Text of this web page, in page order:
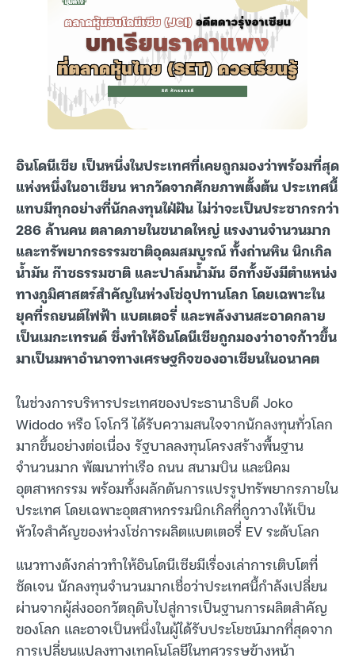
อินโดนีเซีย เป็นหนึ่งในประเทศที่เคยถูกมองว่าพร้อมที่สุด
แห่งหนึ่งในอาเซียน หากวัดจากศักยภาพตั้งต้น ประเทศนี้
แทบมีทุกอย่างที่นักลงทุนใฝ่ฝัน ไม่ว่าจะเป็นประชากรกว่า
286 ล้านคน ตลาดภายในขนาดใหญ่ แรงงานจำนวนมาก
และทรัพยากรธรรมชาติอุดมสมบูรณ์ ทั้งถ่านหิน นิกเกิล
น้ำมัน ก๊าซธรรมชาติ และปาล์มน้ำมัน อีกทั้งยังมีตำแหน่ง
ทางภูมิศาสตร์สำคัญในห่วงโซ่อุปทานโลก โดยเฉพาะใน
ยุคที่รถยนต์ไฟฟ้า แบตเตอรี่ และพลังงานสะอาดกลาย
เป็นเมกะเทรนด์ ซึ่งทำให้อินโดนีเซียถูกมองว่าอาจก้าวขึ้น
มาเป็นมหาอำนาจทางเศรษฐกิจของอาเซียนในอนาคต
ในช่วงการบริหารประเทศของประธานาธิบดี Joko
Widodo หรือ โจโกวี ได้รับความสนใจจากนักลงทุนทั่วโลก
มากขึ้นอย่างต่อเนื่อง รัฐบาลลงทุนโครงสร้างพื้นฐาน
จำนวนมาก พัฒนาท่าเรือ ถนน สนามบิน และนิคม
อุตสาหกรรม พร้อมทั้งผลักดันการแปรรูปทรัพยากรภายใน
ประเทศ โดยเฉพาะอุตสาหกรรมนิกเกิลที่ถูกวางให้เป็น
หัวใจสำคัญของห่วงโซ่การผลิตแบตเตอรี่ EV ระดับโลก
แนวทางดังกล่าวทำให้อินโดนีเซียมีเรื่องเล่าการเติบโตที่
ชัดเจน นักลงทุนจำนวนมากเชื่อว่าประเทศนี้กำลังเปลี่ยน
ผ่านจากผู้ส่งออกวัตถุดิบไปสู่การเป็นฐานการผลิตสำคัญ
ของโลก และอาจเป็นหนึ่งในผู้ได้รับประโยชน์มากที่สุดจาก
การเปลี่ยนแปลงทางเทคโนโลยีในทศวรรษข้างหน้า